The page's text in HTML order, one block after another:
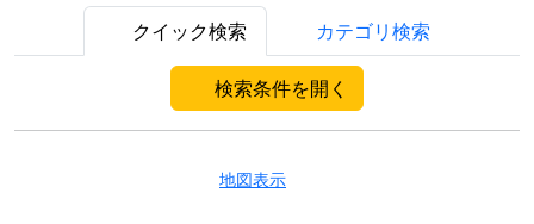
クイック検索 カテゴリ検索
検索条件を開く
地図表示